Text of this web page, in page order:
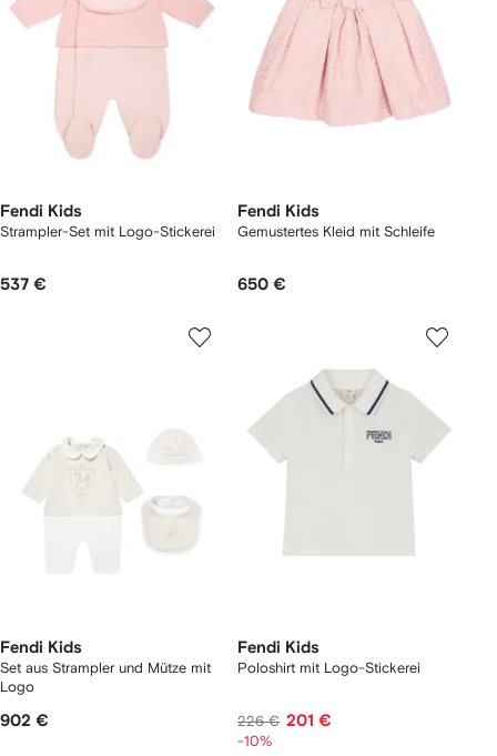
Fendi Kids
Strampler-Set mit Logo-Stickerei
537 €
Fendi Kids
Gemustertes Kleid mit Schleife
650 €
Fendi Kids
Set aus Strampler und Mütze mit
Logo
902 €
Fendi Kids
Poloshirt mit Logo-Stickerei
226 € 201 €
-10%